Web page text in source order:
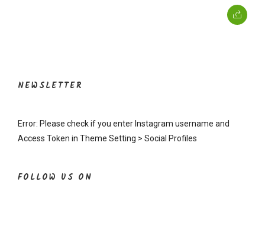
NEWSLETTER
Error: Please check if you enter Instagram username and
Access Token in Theme Setting > Social Profiles
FOLLOW US ON